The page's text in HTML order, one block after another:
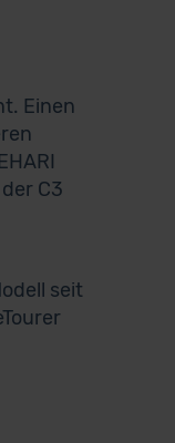
Einen
C3
seit